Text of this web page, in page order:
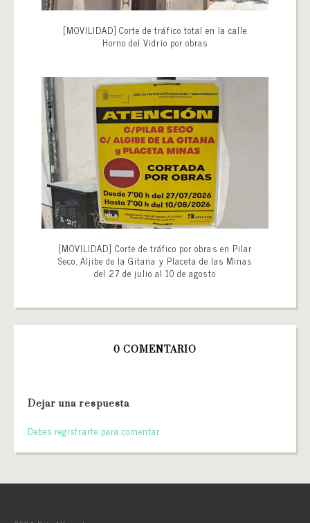
[MOVILIDAD] Corte de tráfico total en la calle
Horno del Vidrio por obras
[MOVILIDAD] Corte de tráfico por obras en Pilar
Seco, Aljibe de la Gitana y Placeta de las Minas
del 27 de julio al 10 de agosto
0 COMENTARIO
Dejar una respuesta
Debes registrarte para comentar.